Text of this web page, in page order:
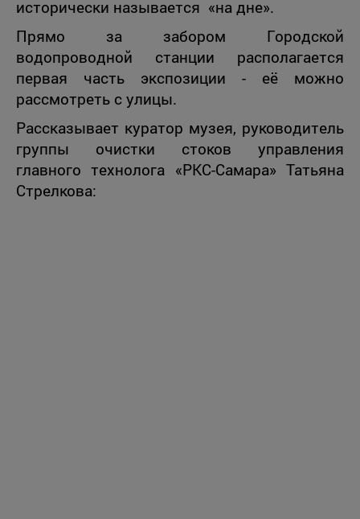
исторически называется «на дне».
Прямо за забором Городской
водопроводной станции располагается
первая часть экспозиции - её можно
рассмотреть с улицы.
Рассказывает куратор музея, руководитель
группы очистки стоков управления
главного технолога «РКС-Самара» Татьяна
Стрелкова: